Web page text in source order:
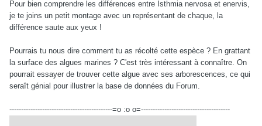
Pour bien comprendre les différences entre Isthmia nervosa et enervis,
je te joins un petit montage avec un représentant de chaque, la
différence saute aux yeux !
Pourrais tu nous dire comment tu as récolté cette espèce ? En grattant
la surface des algues marines ? C'est très intéressant à connaître. On
pourrait essayer de trouver cette algue avec ses arborescences, ce qui
seraît génial pour illustrer la base de données du Forum.
--------------------------------------------=o :o o=--------------------------------------